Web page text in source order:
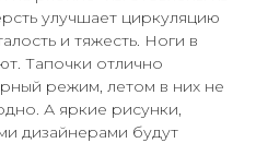
улучшает циркуляцию
и тяжесть. Ноги в
Тапочки отлично
режим, летом в них не
А яркие рисунки,
дизайнерами будут